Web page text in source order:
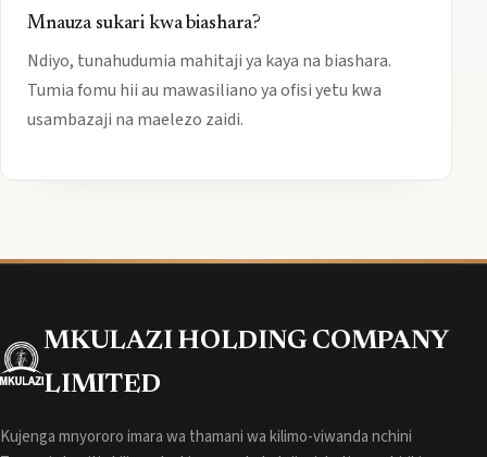
Mnauza sukari kwa biashara?
Ndiyo, tunahudumia mahitaji ya kaya na biashara.
Tumia fomu hii au mawasiliano ya ofisi yetu kwa
usambazaji na maelezo zaidi.
MKULAZI HOLDING COMPANY
LIMITED
Kujenga mnyororo imara wa thamani wa kilimo-viwanda nchini